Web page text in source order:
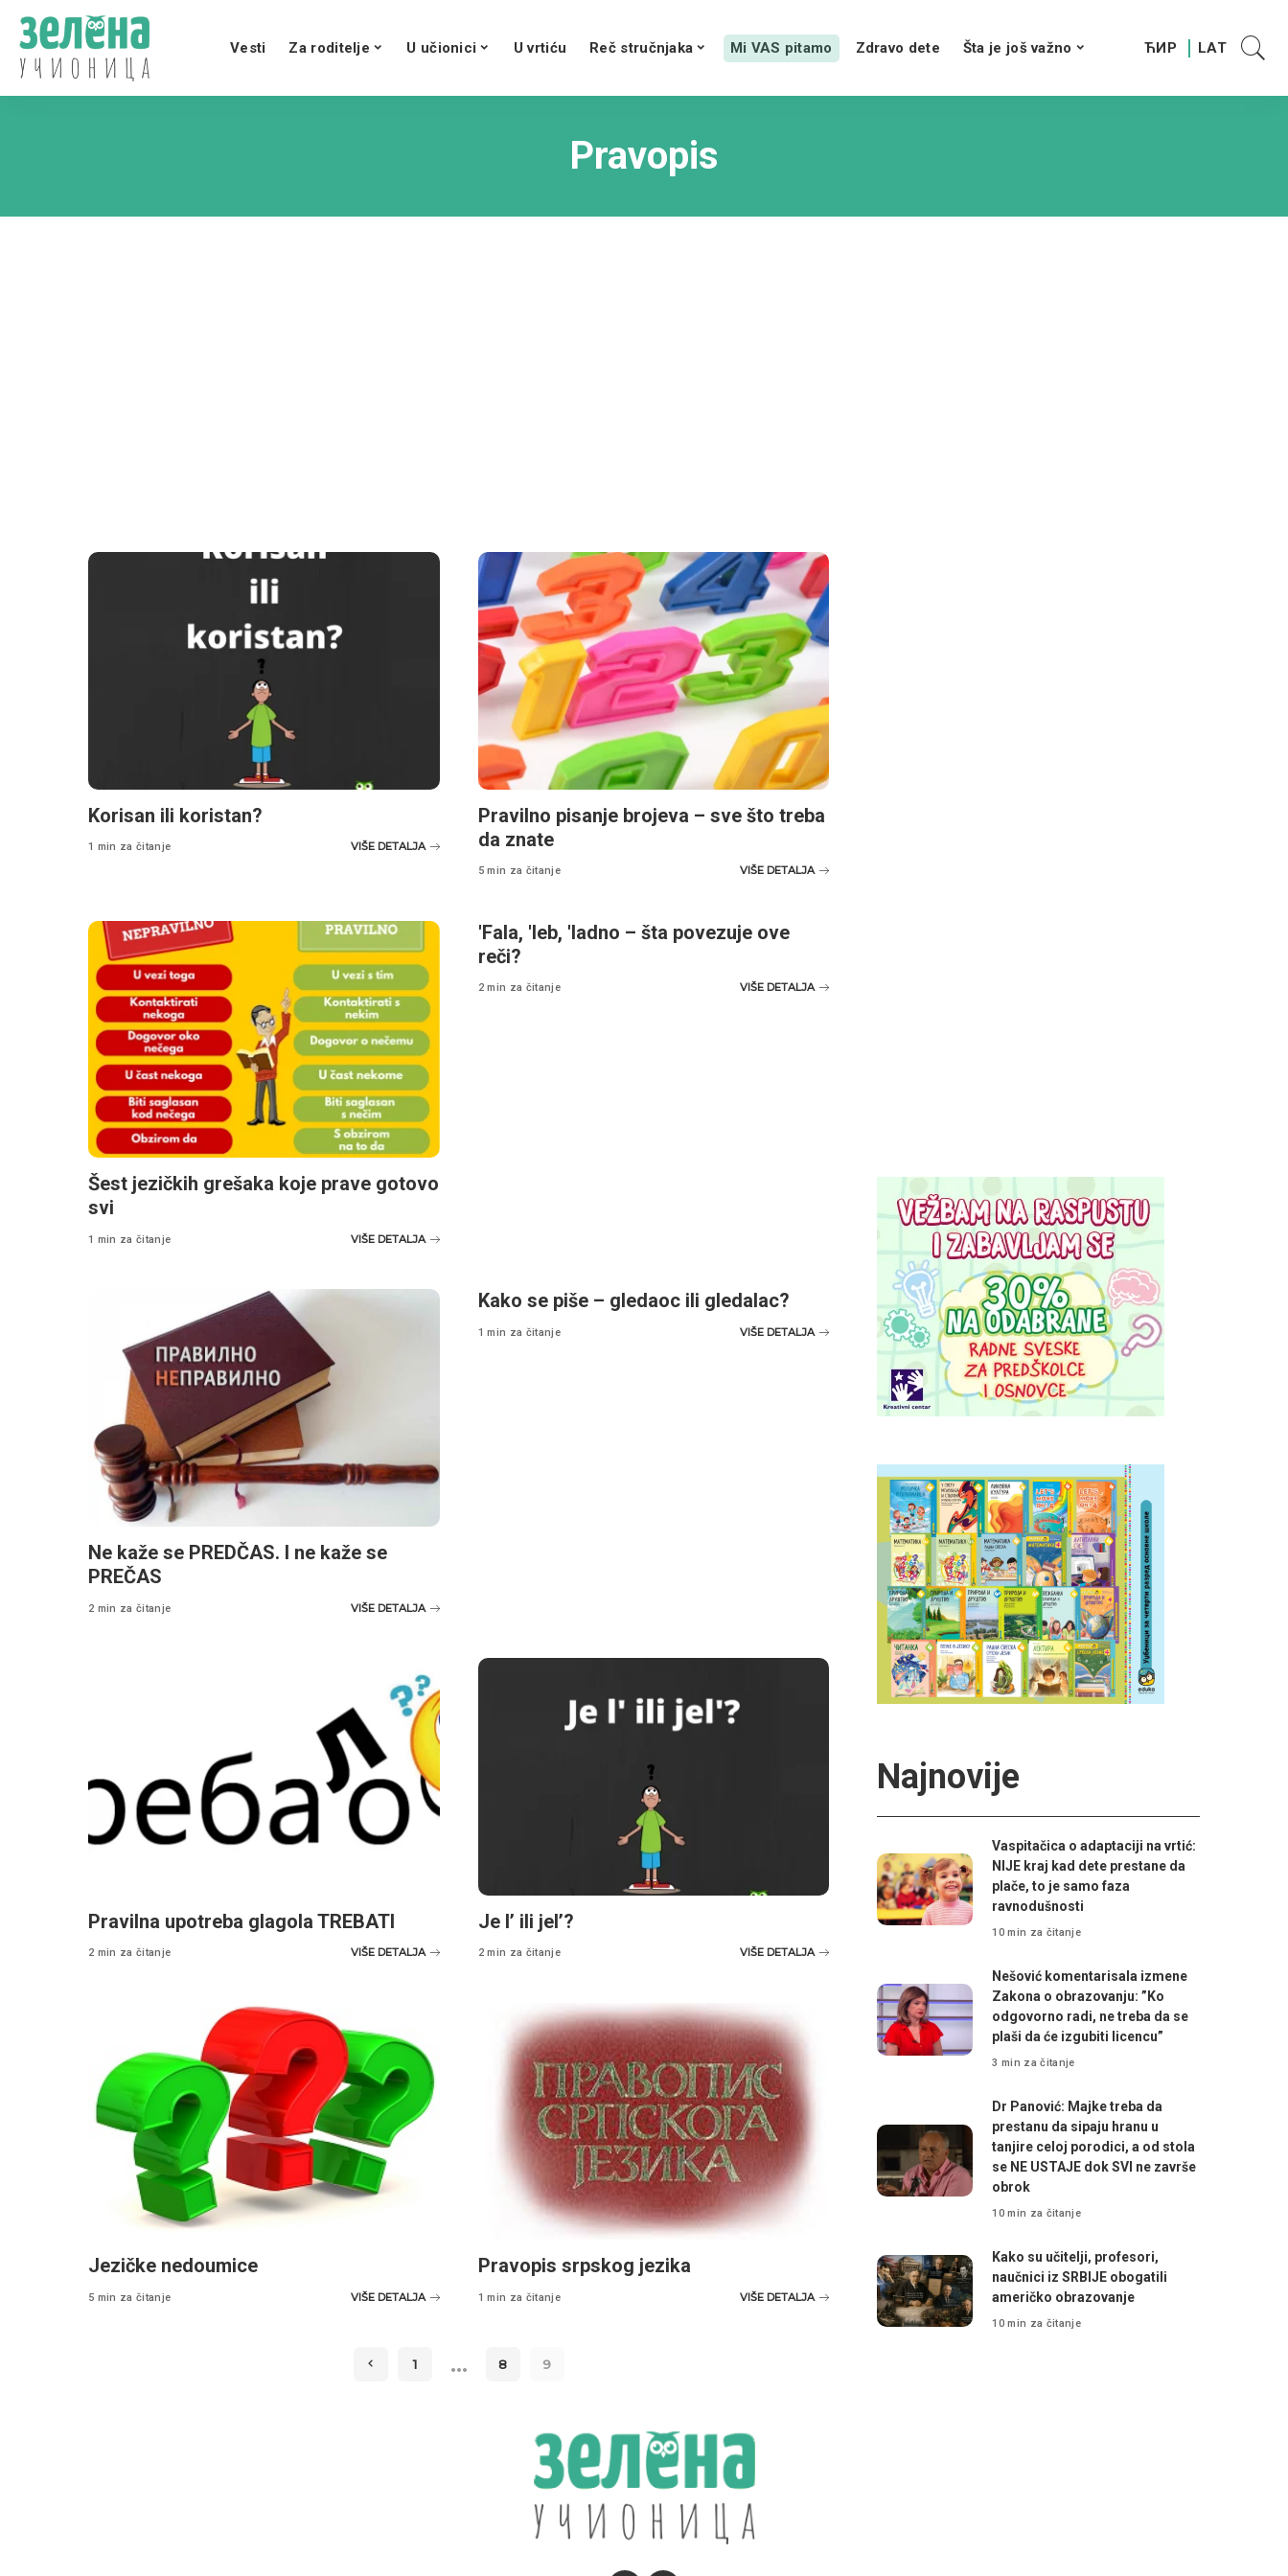
Vesti Za roditelje U učionici U vrtiću Reč stručnjaka Mi VAS pitamo Zdravo dete Šta je još važno
Pravopis
Korisan ili koristan?
1 min za čitanje VIŠE DETALJA
Pravilno pisanje brojeva – sve što treba
da znate
5 min za čitanje VIŠE DETALJA
Šest jezičkih grešaka koje prave gotovo
svi
1 min za čitanje VIŠE DETALJA
'Fala, 'leb, 'ladno – šta povezuje ove
reči?
2 min za čitanje VIŠE DETALJA
Ne kaže se PREDČAS. I ne kaže se
PREČAS
2 min za čitanje VIŠE DETALJA
Kako se piše – gledaoc ili gledalac?
1 min za čitanje VIŠE DETALJA
Pravilna upotreba glagola TREBATI
2 min za čitanje VIŠE DETALJA
Je l’ ili jel’?
2 min za čitanje VIŠE DETALJA
Jezičke nedoumice
5 min za čitanje VIŠE DETALJA
Pravopis srpskog jezika
1 min za čitanje VIŠE DETALJA
1 … 8 9
Najnovije
Vaspitačica o adaptaciji na vrtić:
NIJE kraj kad dete prestane da
plače, to je samo faza
ravnodušnosti
10 min za čitanje
Nešović komentarisala izmene
Zakona o obrazovanju: ”Ko
odgovorno radi, ne treba da se
plaši da će izgubiti licencu”
3 min za čitanje
Dr Panović: Majke treba da
prestanu da sipaju hranu u
tanjire celoj porodici, a od stola
se NE USTAJE dok SVI ne završe
obrok
10 min za čitanje
Kako su učitelji, profesori,
naučnici iz SRBIJE obogatili
američko obrazovanje
10 min za čitanje